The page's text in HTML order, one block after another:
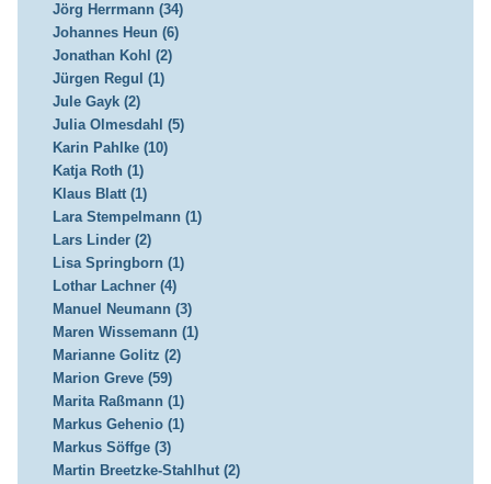
Jörg Herrmann (34)
Johannes Heun (6)
Jonathan Kohl (2)
Jürgen Regul (1)
Jule Gayk (2)
Julia Olmesdahl (5)
Karin Pahlke (10)
Katja Roth (1)
Klaus Blatt (1)
Lara Stempelmann (1)
Lars Linder (2)
Lisa Springborn (1)
Lothar Lachner (4)
Manuel Neumann (3)
Maren Wissemann (1)
Marianne Golitz (2)
Marion Greve (59)
Marita Raßmann (1)
Markus Gehenio (1)
Markus Söffge (3)
Martin Breetzke-Stahlhut (2)